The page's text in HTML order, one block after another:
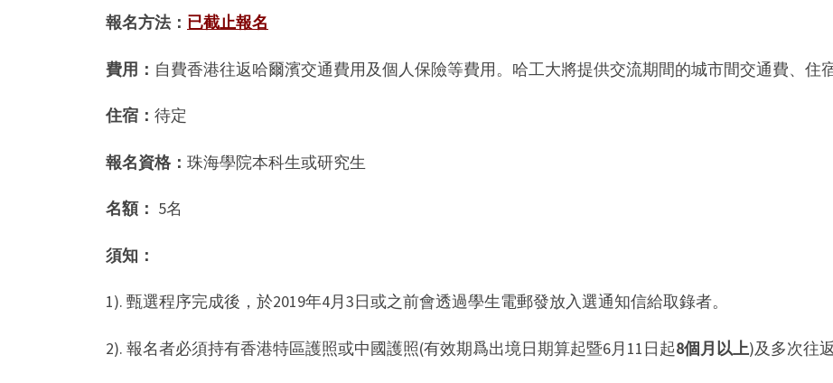
報名方法： 已截止報名
費用： 自費香港往返哈爾濱交通費用及個人保險等費用。哈工大將提供交流期間的城市間交通費、住
住宿： 待定
報名資格： 珠海學院本科生或研究生
名額： 5名
須知：
1). 甄選程序完成後，於2019年4月3日或之前會透過學生電郵發放入選通知信給取錄者。
2). 報名者必須持有香港特區護照或中國護照(有效期爲出境日期算起暨6月11日起8個月以上)及多次往